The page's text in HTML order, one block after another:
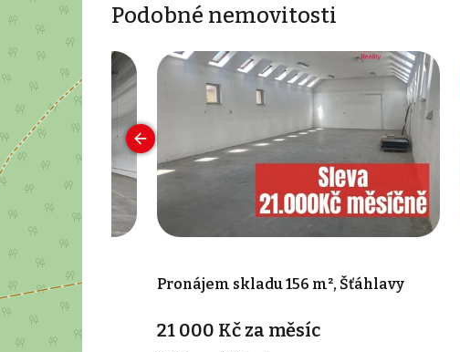
Podobné nemovitosti
m², Plzeň Pronájem skladu 156 m², Šťáhlavy
21 000 Kč za měsíc